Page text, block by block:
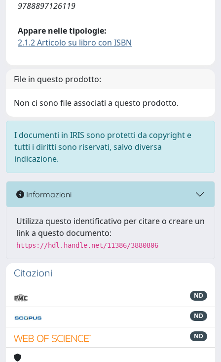
9788897126119
Appare nelle tipologie:
2.1.2 Articolo su libro con ISBN
File in questo prodotto:
Non ci sono file associati a questo prodotto.
I documenti in IRIS sono protetti da copyright e
tutti i diritti sono riservati, salvo diversa
indicazione.
Informazioni
Utilizza questo identificativo per citare o creare un
link a questo documento:
https://hdl.handle.net/11386/3880806
Citazioni
ND
ND
ND